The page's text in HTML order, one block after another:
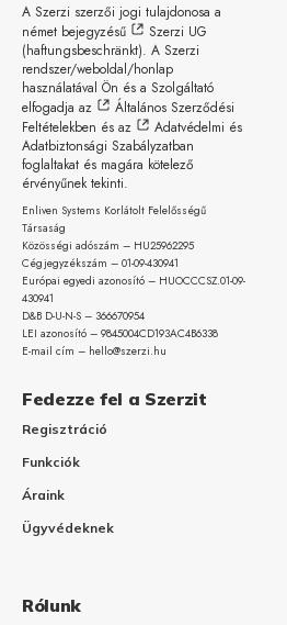
A Szerzi szerzői jogi tulajdonosa a
német bejegyzésű
Szerzi UG
(haftungsbeschränkt). A Szerzi
rendszer/weboldal/honlap
használatával Ön és a Szolgáltató
elfogadja az
Általános Szerződési
Feltételekben és az
Adatvédelmi és
Adatbiztonsági Szabályzatban
foglaltakat és magára kötelező
érvényűnek tekinti.
Enliven Systems Korlátolt Felelősségű
Társaság
Közösségi adószám – HU25962295
Cégjegyzékszám – 01-09-430941
Európai egyedi azonosító – HUOCCCSZ.01-09-
430941
D&B D-U-N-S – 366670954
LEI azonosító – 9845004CD193AC4B6338
E-mail cím – hello@szerzi.hu
Fedezze fel a Szerzit
Regisztráció
Funkciók
Áraink
Ügyvédeknek
Rólunk